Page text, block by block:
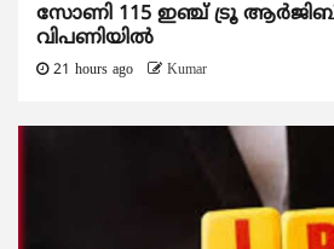
സോണി 115 ഇഞ്ച് ട്രൂ
വിപണിയിൽ
21 hours ago Kumar